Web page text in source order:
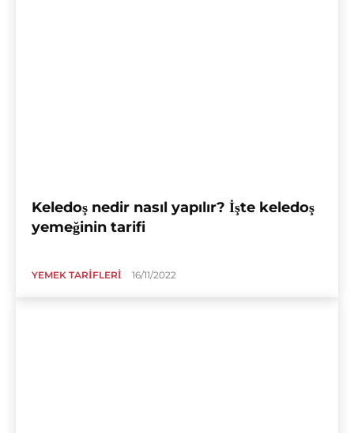
Keledoş nedir nasıl yapılır? İşte keledoş
yemeğinin tarifi
YEMEK TARIFLERI 16/11/2022